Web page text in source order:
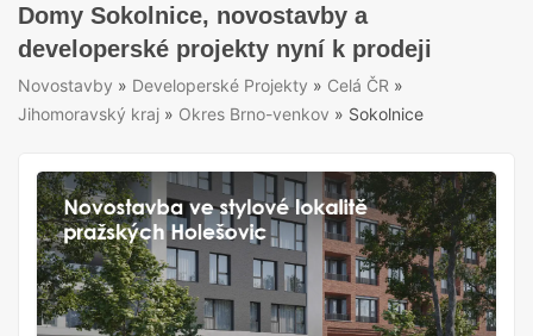
Domy Sokolnice, novostavby a
developerské projekty nyní k prodeji
Novostavby » Developerské Projekty » Celá ČR »
Jihomoravský kraj » Okres Brno-venkov » Sokolnice